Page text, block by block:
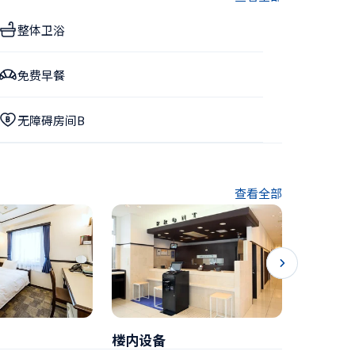
整体卫浴
免费早餐
无障碍房间B
查看全部
楼内设备